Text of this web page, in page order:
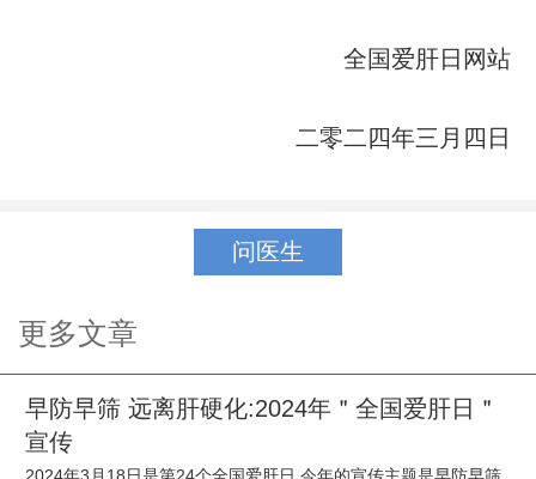
全国爱肝日网站
二零二四年三月四日
问医生
更多文章
早防早筛 远离肝硬化:2024年＂全国爱肝日＂
宣传